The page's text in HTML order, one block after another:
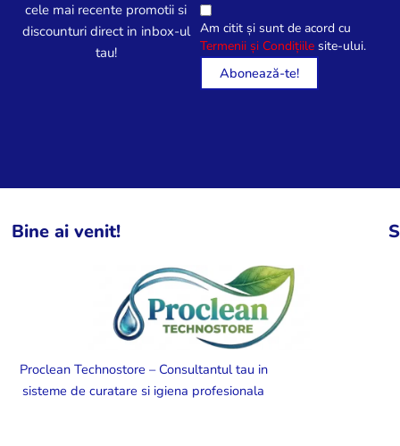
cele mai recente promotii si
discounturi direct in inbox-ul
tau!
Am citit și sunt de acord cu
Termenii și Condițiile site-ului.
Bine ai venit!
Proclean Technostore – Consultantul tau in
sisteme de curatare si igiena profesionala